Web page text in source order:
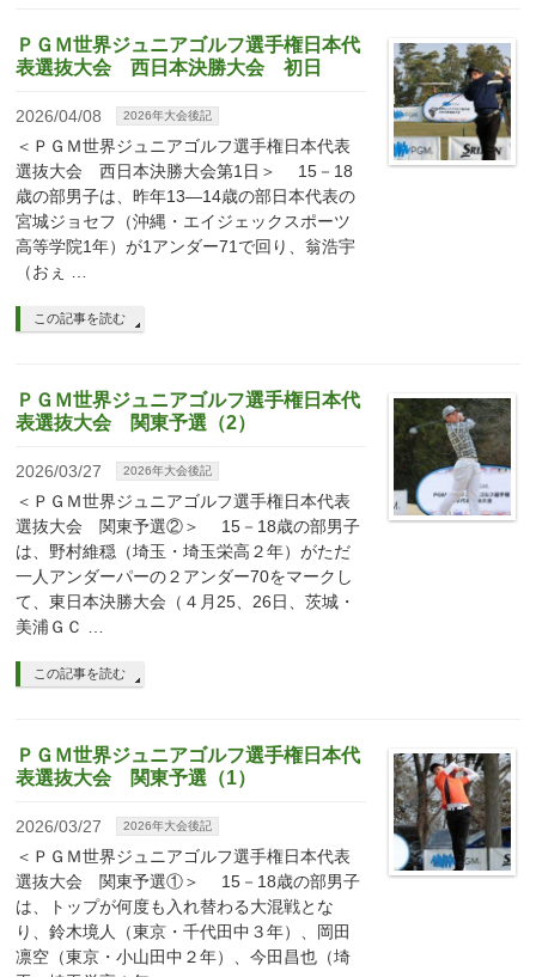
ＰＧＭ世界ジュニアゴルフ選手権日本代
表選抜大会 西日本決勝大会 初日
2026/04/08 2026年大会後記
＜ＰＧＭ世界ジュニアゴルフ選手権日本代表
選抜大会 西日本決勝大会第1日＞ 15－18
歳の部男子は、昨年13―14歳の部日本代表の
宮城ジョセフ（沖縄・エイジェックスポーツ
高等学院1年）が1アンダー71で回り、翁浩宇
（おぇ …
この記事を読む
ＰＧＭ世界ジュニアゴルフ選手権日本代
表選抜大会 関東予選（2）
2026/03/27 2026年大会後記
＜ＰＧＭ世界ジュニアゴルフ選手権日本代表
選抜大会 関東予選②＞ 15－18歳の部男子
は、野村維穏（埼玉・埼玉栄高２年）がただ
一人アンダーパーの２アンダー70をマークし
て、東日本決勝大会（４月25、26日、茨城・
美浦ＧＣ …
この記事を読む
ＰＧＭ世界ジュニアゴルフ選手権日本代
表選抜大会 関東予選（1）
2026/03/27 2026年大会後記
＜ＰＧＭ世界ジュニアゴルフ選手権日本代表
選抜大会 関東予選①＞ 15－18歳の部男子
は、トップが何度も入れ替わる大混戦とな
り、鈴木境人（東京・千代田中３年）、岡田
凛空（東京・小山田中２年）、今田昌也（埼